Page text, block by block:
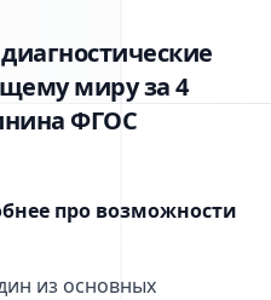
миру за 4
ФГОС
про возможности
из основных